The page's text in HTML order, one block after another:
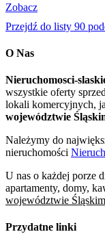
Zobacz
Przejdź do listy 90
O Nas
Nieruchomosci-
wszystkie oferty
lokali komercyjnych,
województwie
Należymy do
nieruchomości
U nas o każdej porze
apartamenty, domy,
województwie Śląskim
Przydatne linki